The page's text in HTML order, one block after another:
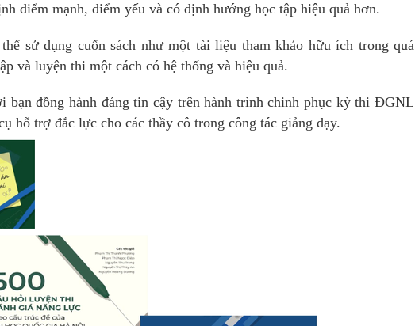
điểm mạnh, điểm yếu và có định hướng học tập hiệu quả hơn.
sử dụng cuốn sách như một tài liệu tham khảo hữu ích trong quá
và luyện thi một cách có hệ thống và hiệu quả.
bạn đồng hành đáng tin cậy trên hành trình chinh phục kỳ thi ĐGNL
hỗ trợ đắc lực cho các thầy cô trong công tác giảng dạy.